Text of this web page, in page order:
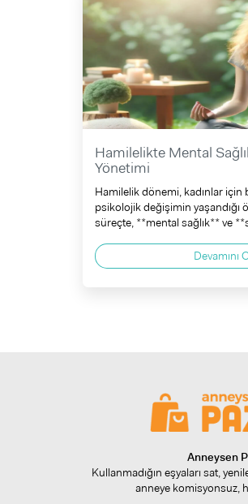
Hamilelikte Mental
Yönetimi
Hamilelik dönemi, kadınlar için
psikolojik değişimin yaşandığı
süreçte, **mental sağlık** ve
Devamını
Anneysen
Kullanmadığın eşyaları sat,
anneye komisyonsuz,